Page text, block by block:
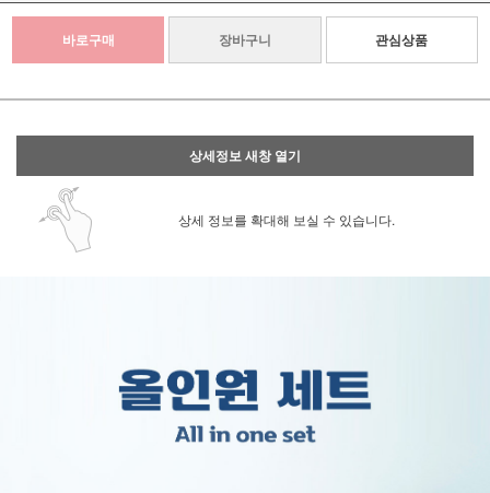
바로구매 장바구니 관심상품
상세정보 새창 열기
상세 정보를 확대해 보실 수 있습니다.